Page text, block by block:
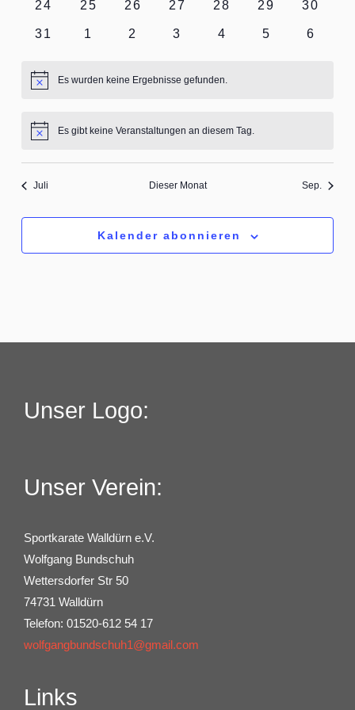
0
24
0
25
0
26
0
27
0
28
0
29
0
30
0
31
0
1
0
2
0
3
0
4
0
5
0
6
HinweisEs wurden keine Ergebnisse gefunden.
HinweisEs gibt keine Veranstaltungen an diesem Tag.
Juli Dieser Monat Sep.
Kalender abonnieren
Unser Logo:
Unser Verein:
Sportkarate Walldürn e.V.
Wolfgang Bundschuh
Wettersdorfer Str 50
74731 Walldürn
Telefon: 01520-612 54 17
wolfgangbundschuh1@gmail.com
Links